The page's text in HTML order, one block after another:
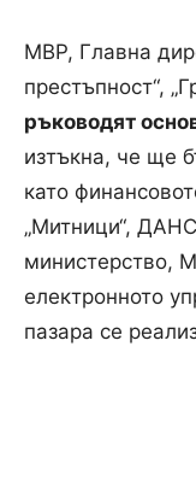
МВР, Главна
престъпност“,
ръководят
изтъкна, че ще
като
„Митници“,
министерство,
електронното
пазара се